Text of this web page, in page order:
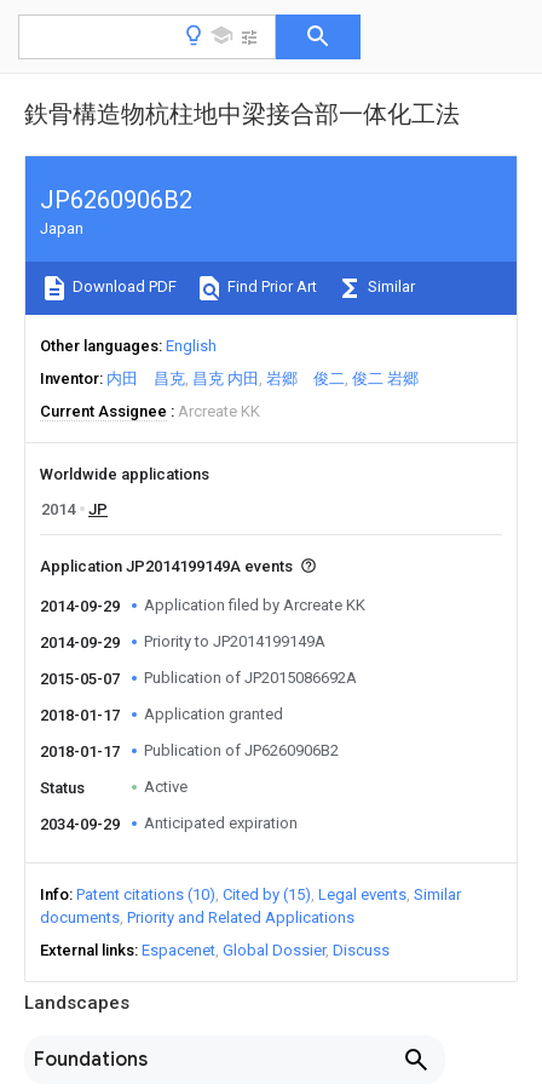
鉄骨構造物杭柱地中梁接合部一体化工法
Landscapes
Foundations
JP6260906B2
Japan
Download PDF Find Prior Art Similar
Other languages English
Inventor 内田 昌克 昌克 内田 岩郷 俊二 俊二 岩郷
Current Assignee
Arcreate KK
Worldwide applications
2014
JP
Application JP2014199149A events
2014-09-29 Application filed by Arcreate KK
2014-09-29 Priority to JP2014199149A
2015-05-07 Publication of JP2015086692A
2018-01-17 Application granted
2018-01-17 Publication of JP6260906B2
Status Active
2034-09-29 Anticipated expiration
Info Patent citations (10) Cited by (15) Legal events Similar
documents Priority and Related Applications
External links Espacenet Global Dossier Discuss